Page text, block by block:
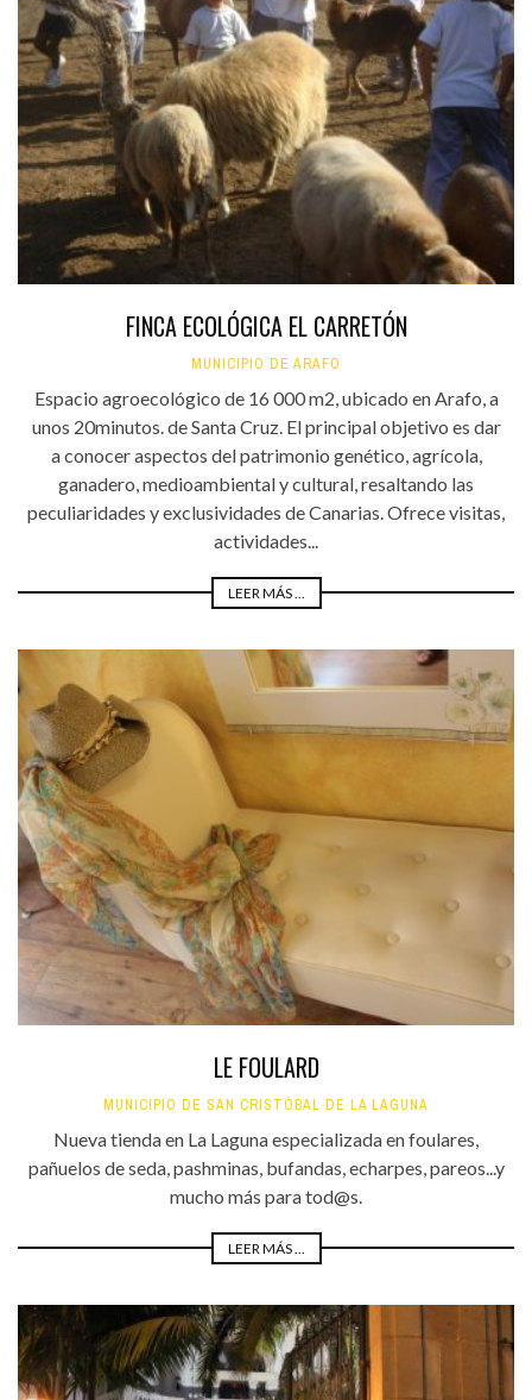
FINCA ECOLÓGICA EL CARRETÓN
MUNICIPIO DE ARAFO
Espacio agroecológico de 16 000 m2, ubicado en Arafo, a
unos 20minutos. de Santa Cruz. El principal objetivo es dar
a conocer aspectos del patrimonio genético, agrícola,
ganadero, medioambiental y cultural, resaltando las
peculiaridades y exclusividades de Canarias. Ofrece visitas,
actividades...
LEER MÁS ...
LE FOULARD
MUNICIPIO DE SAN CRISTÓBAL DE LA LAGUNA
Nueva tienda en La Laguna especializada en foulares,
pañuelos de seda, pashminas, bufandas, echarpes, pareos...y
mucho más para tod@s.
LEER MÁS ...